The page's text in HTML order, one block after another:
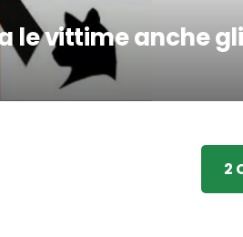
le vittime anche gli
2